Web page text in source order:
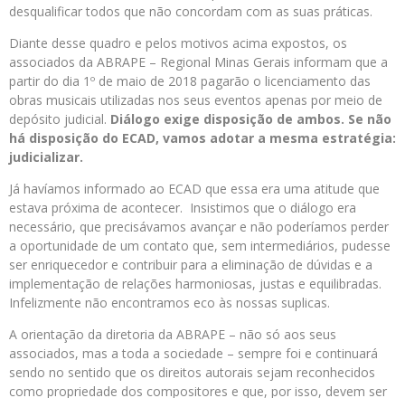
desqualificar todos que não concordam com as suas práticas.
Diante desse quadro e pelos motivos acima expostos, os
associados da ABRAPE – Regional Minas Gerais informam que a
partir do dia 1º de maio de 2018 pagarão o licenciamento das
obras musicais utilizadas nos seus eventos apenas por meio de
depósito judicial. Diálogo exige disposição de ambos. Se não
há disposição do ECAD, vamos adotar a mesma estratégia:
judicializar.
Já havíamos informado ao ECAD que essa era uma atitude que
estava próxima de acontecer. Insistimos que o diálogo era
necessário, que precisávamos avançar e não poderíamos perder
a oportunidade de um contato que, sem intermediários, pudesse
ser enriquecedor e contribuir para a eliminação de dúvidas e a
implementação de relações harmoniosas, justas e equilibradas.
Infelizmente não encontramos eco às nossas suplicas.
A orientação da diretoria da ABRAPE – não só aos seus
associados, mas a toda a sociedade – sempre foi e continuará
sendo no sentido que os direitos autorais sejam reconhecidos
como propriedade dos compositores e que, por isso, devem ser